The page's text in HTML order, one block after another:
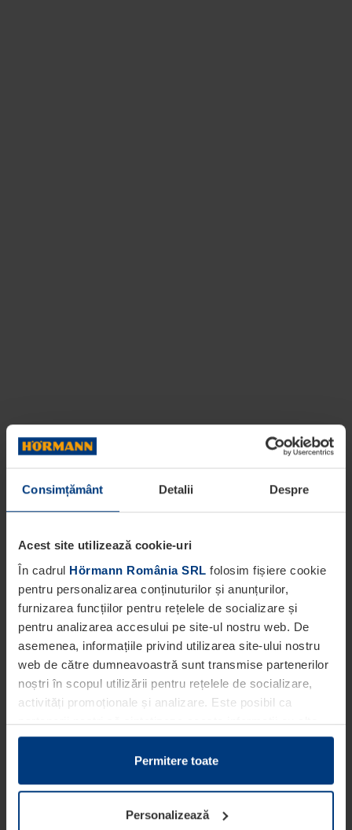
Consimțământ Detalii Despre
Acest site utilizează cookie-uri
În cadrul Hörmann România SRL folosim fișiere cookie
pentru personalizarea conținuturilor și anunțurilor,
furnizarea funcțiilor pentru rețelele de socializare și
pentru analizarea accesului pe site-ul nostru web. De
asemenea, informațiile privind utilizarea site-ului nostru
web de către dumneavoastră sunt transmise partenerilor
noștri în scopul utilizării pentru rețelele de socializare,
activități promoționale și analizare. Este posibil ca
partenerii noștri să sintetizeze aceste informații cu alte
date pe care dumneavoastră le-ați pus la dispoziția
acestora ori care au fost colectate în cadrul utilizării
Din punct de vedere legal, putem stoca fișiere cookie pe
dispozitivul dumneavoastră în cazul în care acestea sunt
Permitere toate
Personalizează